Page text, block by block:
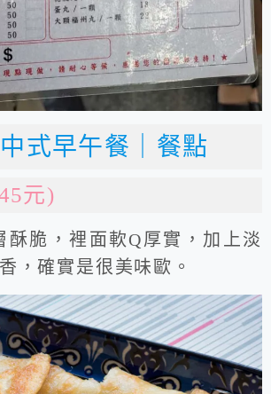
式早午餐｜餐點
元)
酥脆，裡面軟Q厚實，加上淡
，確實是很美味歐。